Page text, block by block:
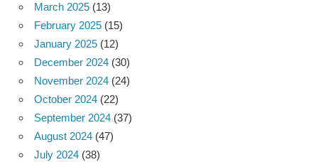
March 2025 (13)
February 2025 (15)
January 2025 (12)
December 2024 (30)
November 2024 (24)
October 2024 (22)
September 2024 (37)
August 2024 (47)
July 2024 (38)